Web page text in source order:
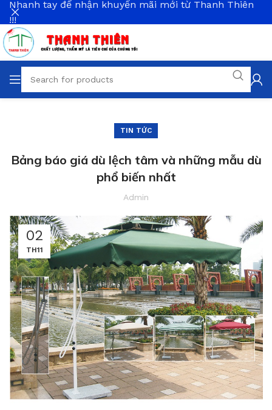
TIN TỨC
Bảng báo giá dù lệch tâm và những mẫu dù
phổ biến nhất
Admin
02
TH11
Nhanh tay để nhận khuyến mãi mới từ Thanh Thiên
!!!